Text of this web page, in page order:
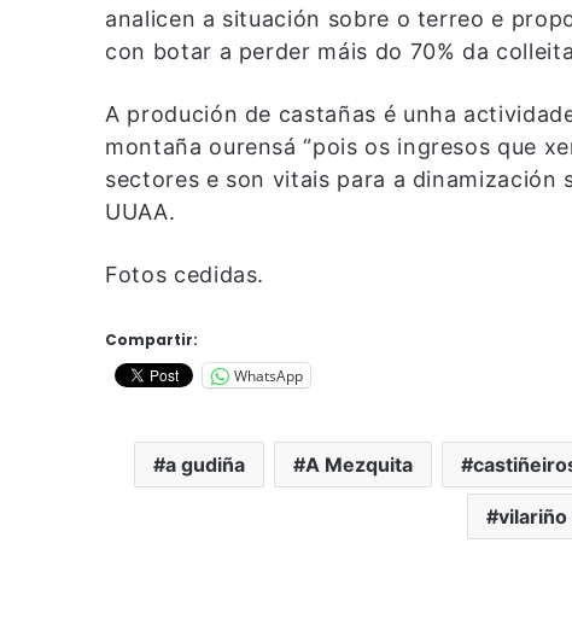
analicen a situación sobre o terreo e
con botar a perder máis do 70% da
A produción de castañas é unha
montaña ourensá “pois os ingresos que
sectores e son vitais para a dinamización
UUAA.
Fotos cedidas.
Compartir:
WhatsApp
a gudiña A Mezquita
vilariño